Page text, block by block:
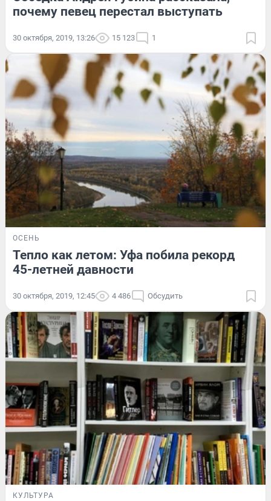
почему певец перестал выступать
30 октября, 2019, 13:26 15 123 1
ОСЕНЬ
Тепло как летом: Уфа побила рекорд
45-летней давности
30 октября, 2019, 12:45 4 486 Обсудить
КУЛЬТУРА